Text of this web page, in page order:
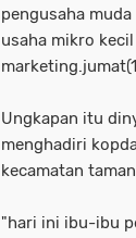
pengusaha
usaha mikro
Ungkapan itu
menghadiri
kecamatan
"hari ini ibu-ibu